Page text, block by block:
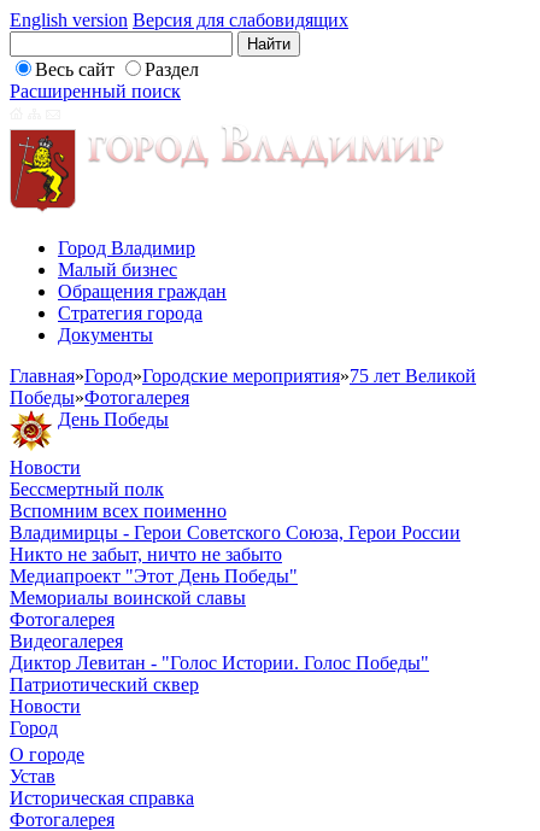
English version Версия для слабовидящих
Весь сайт
Раздел
Расширенный поиск
Город Владимир
Малый бизнес
Обращения граждан
Стратегия города
Документы
Главная»Город»Городские мероприятия»75 лет Великой
Победы»Фотогалерея
День Победы
Новости
Бессмертный полк
Вспомним всех поименно
Владимирцы - Герои Советского Союза, Герои России
Никто не забыт, ничто не забыто
Медиапроект "Этот День Победы"
Мемориалы воинской славы
Фотогалерея
Видеогалерея
Диктор Левитан - "Голос Истории. Голос Победы"
Патриотический сквер
Новости
Город
О городе
Устав
Историческая справка
Фотогалерея